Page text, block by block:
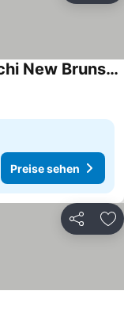
Ramada by Wyndham Miramichi New Brunswick
Preise sehen
Teilen